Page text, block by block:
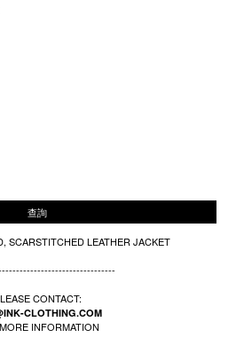
查詢
SCARSTITCHED LEATHER JACKET
CONTACT:
CLOTHING.COM
INFORMATION